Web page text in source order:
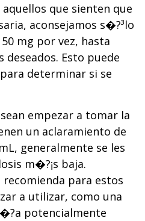
que sienten que
aconsejamos s�?³lo
mg por vez, hasta
deseados. Esto puede
determinar si se
empezar a tomar la
un aclaramiento de
generalmente se les
m�?¡s baja.
para estos
a utilizar, como una
potencialmente